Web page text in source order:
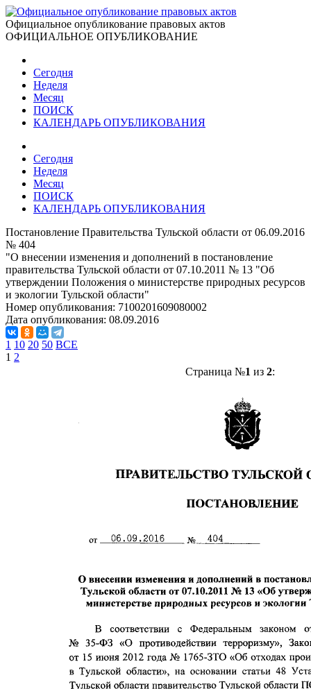
Официальное опубликование правовых актов
ОФИЦИАЛЬНОЕ ОПУБЛИКОВАНИЕ
Сегодня
Неделя
Месяц
ПОИСК
КАЛЕНДАРЬ ОПУБЛИКОВАНИЯ
Сегодня
Неделя
Месяц
ПОИСК
КАЛЕНДАРЬ ОПУБЛИКОВАНИЯ
Постановление Правительства Тульской области от 06.09.2016
№ 404
"О внесении изменения и дополнений в постановление
правительства Тульской области от 07.10.2011 № 13 "Об
утверждении Положения о министерстве природных ресурсов
и экологии Тульской области"
Номер опубликования: 7100201609080002
Дата опубликования: 08.09.2016
1 10 20 50 ВСЕ
1 2
Страница №1 из 2: